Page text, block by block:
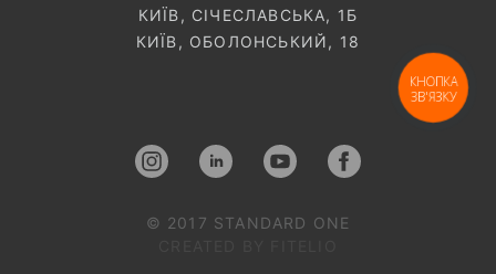
КИЇВ, СІЧЕСЛАВСЬКА, 1Б
КИЇВ, ОБОЛОНСЬКИЙ, 18
© 2017 STANDARD ONE
КНОПКА
ЗВ'ЯЗКУ